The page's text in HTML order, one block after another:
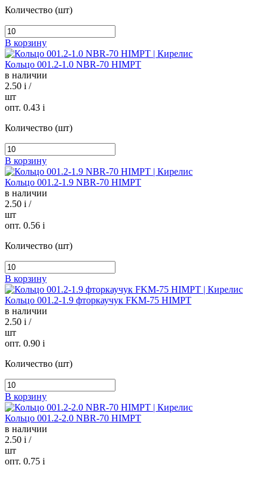
Количество (шт)
В корзину
Кольцо 001.2-1.0 NBR-70 HIMPT
в наличии
2.50 i /
шт
опт. 0.43 i
Количество (шт)
В корзину
Кольцо 001.2-1.9 NBR-70 HIMPT
в наличии
2.50 i /
шт
опт. 0.56 i
Количество (шт)
В корзину
Кольцо 001.2-1.9 фторкаучук FKM-75 HIMPT
в наличии
2.50 i /
шт
опт. 0.90 i
Количество (шт)
В корзину
Кольцо 001.2-2.0 NBR-70 HIMPT
в наличии
2.50 i /
шт
опт. 0.75 i